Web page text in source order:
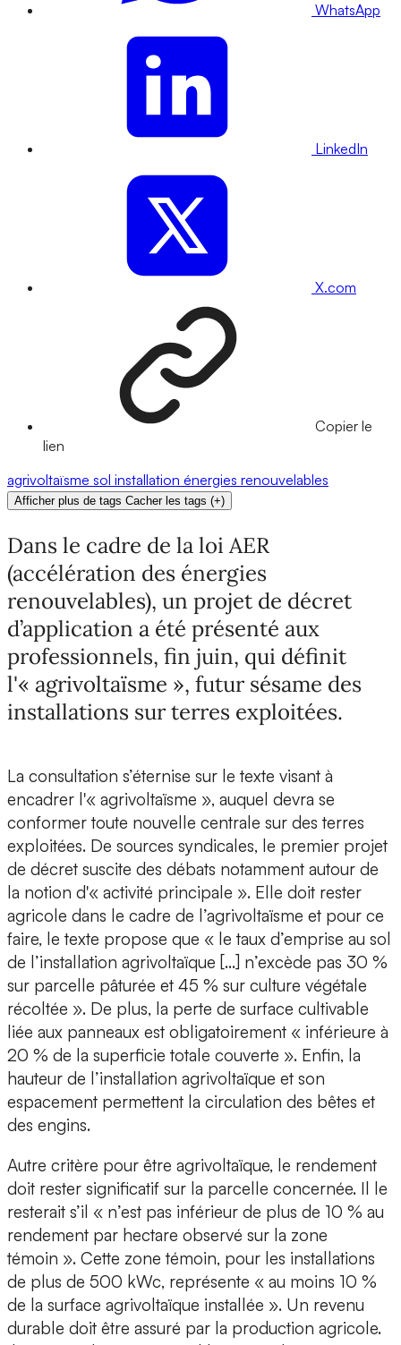
WhatsApp
LinkedIn
X.com
Copier le
lien
agrivoltaïsme sol installation énergies renouvelables
Afficher plus de tags Cacher les tags (+)
Dans le cadre de la loi AER
(accélération des énergies
renouvelables), un projet de décret
d’application a été présenté aux
professionnels, fin juin, qui définit
l'« agrivoltaïsme », futur sésame des
installations sur terres exploitées.
La consultation s’éternise sur le texte visant à
encadrer l'« agrivoltaïsme », auquel devra se
conformer toute nouvelle centrale sur des terres
exploitées. De sources syndicales, le premier projet
de décret suscite des débats notamment autour de
la notion d'« activité principale ». Elle doit rester
agricole dans le cadre de l’agrivoltaïsme et pour ce
faire, le texte propose que « le taux d’emprise au sol
de l’installation agrivoltaïque […] n’excède pas 30 %
sur parcelle pâturée et 45 % sur culture végétale
récoltée ». De plus, la perte de surface cultivable
liée aux panneaux est obligatoirement « inférieure à
20 % de la superficie totale couverte ». Enfin, la
hauteur de l’installation agrivoltaïque et son
espacement permettent la circulation des bêtes et
des engins.
Autre critère pour être agrivoltaïque, le rendement
doit rester significatif sur la parcelle concernée. Il le
resterait s’il « n’est pas inférieur de plus de 10 % au
rendement par hectare observé sur la zone
témoin ». Cette zone témoin, pour les installations
de plus de 500 kWc, représente « au moins 10 %
de la surface agrivoltaïque installée ». Un revenu
durable doit être assuré par la production agricole.